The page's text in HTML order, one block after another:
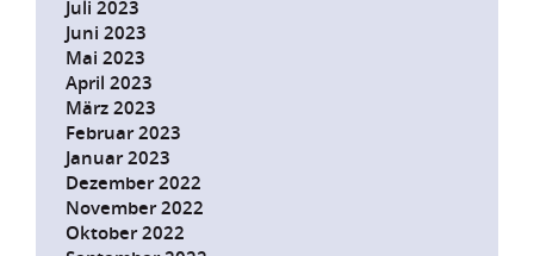
Juli 2023
Juni 2023
Mai 2023
April 2023
März 2023
Februar 2023
Januar 2023
Dezember 2022
November 2022
Oktober 2022